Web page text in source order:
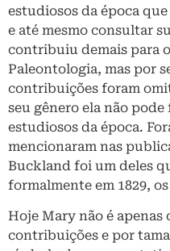
estudiosos da época
e até mesmo consultar
contribuiu demais para
Paleontologia, mas por
contribuições foram
seu gênero ela não
estudiosos da época.
mencionaram nas
Buckland foi um deles
formalmente em 1829,
Hoje Mary não é
contribuições e por